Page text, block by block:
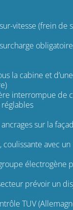
vitesse (frein de
la cabine et
interrompue de
réglables
sur la
avec un
électrogène
prévoir un
TUV